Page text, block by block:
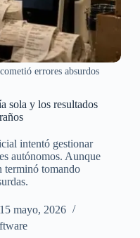
errores absurdos
sola y los resultados
intentó gestionar
autónomos. Aunque
terminó tomando
15 mayo, 2026